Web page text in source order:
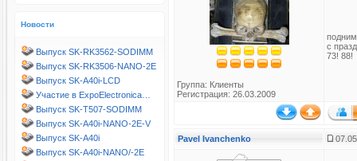
Новости
Выпуск SK-RK3562-SODIMM
Выпуск SK-RK3506-NANO-2E
Выпуск SK-A40i-LCD
Участие в ExpoElectronica…
Выпуск SK-T507-SODIMM
Выпуск SK-A40i-NANO-2E-V
Выпуск SK-A40i
Выпуск SK-A40i-NANO/-2E
Группа: Клиенты
Регистрация: 26.03.2009
с
73! 88!
Pavel Ivanchenko